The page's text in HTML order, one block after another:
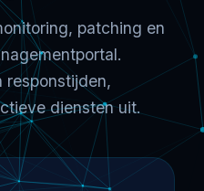
patching en
responstijden,
diensten uit.